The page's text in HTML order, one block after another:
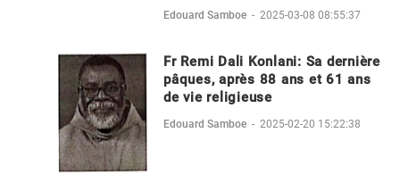
Edouard Samboe - 2025-03-08 08:55:37
Fr Remi Dali Konlani: Sa dernière
pâques, après 88 ans et 61 ans
de vie religieuse
Edouard Samboe - 2025-02-20 15:22:38